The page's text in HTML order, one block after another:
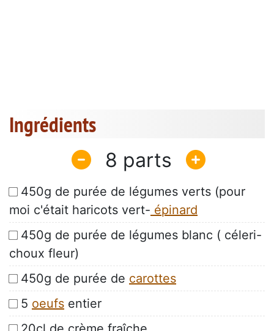
Ingrédients
8
450g de purée de légumes verts (pour
moi c'était haricots vert- épinard
450g de purée de légumes blanc ( céleri-
choux fleur)
450g de purée de carottes
5 oeufs entier